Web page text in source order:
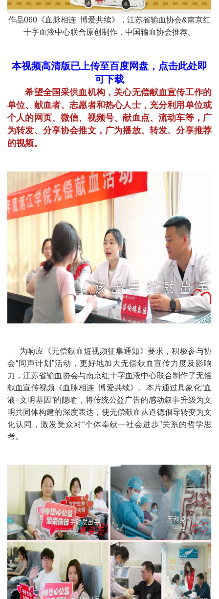
作品060《血脉相连 博爱共续》，江苏省输血协会&南京红
十字血液中心联合原创制作，中国输血协会推荐。
本视频高清版已上传至百度网盘，点击此处即
可下载
希望全国采供血机构，关心无偿献血宣传工作的
单位、献血者、志愿者和热心人士，充分利用单位或
个人的网页、微信、视频号、献血点、流动车等，广
为转发、分享协会推文，广为播放、转发、分享推荐
的视频。
为响应《无偿献血短视频征集通知》要求，积极参与协
会“同声计划”活动，更好地加大无偿献血宣传力度及影响
力，江苏省输血协会与南京红十字血液中心联合制作了无偿
献血宣传视频《血脉相连 博爱共续》。 本片通过具象化“血
液=文明基因”的隐喻，将传统公益广告的感动叙事升级为文
明共同体构建的深度表达，使无偿献血从道德倡导转变为文
化认同，激发受众对“个体奉献—社会进步”关系的哲学思
考。